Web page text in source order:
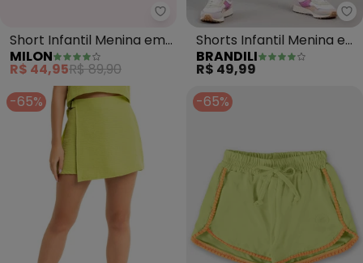
Milon - Short Infantil Menina
Short Infantil Menina em
Algodão Milon (Verde)
MILON
R$ 44,95R$ 89,90
Shorts Infantil Menina em
Moletinho (Verde)
BRANDILI
R$ 49,99
-65%
-65%